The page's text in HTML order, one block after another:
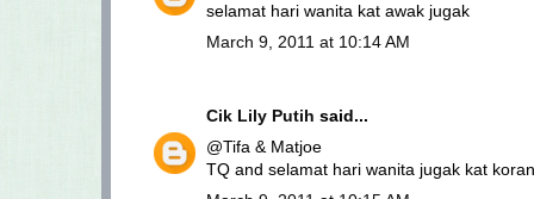
selamat hari wanita kat awak jugak
March 9, 2011 at 10:14 AM
Cik Lily Putih said...
@Tifa & Matjoe
TQ and selamat hari wanita jugak kat